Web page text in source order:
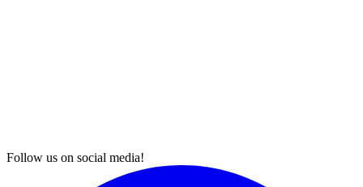
Follow us on social media!